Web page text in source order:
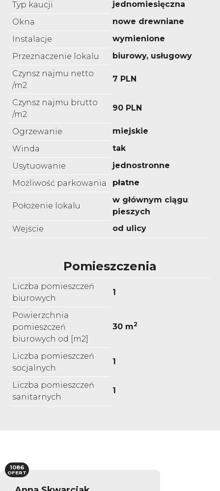
Typ kaucji
jednomiesięczna
Okna
nowe drewniane
Instalacje
wymienione
Przeznaczenie lokalu
biurowy, usługowy
Czynsz najmu netto
/m2
7 PLN
Czynsz najmu brutto
/m2
90 PLN
Ogrzewanie
miejskie
Winda
tak
Usytuowanie
jednostronne
Możliwość parkowania
płatne
Położenie lokalu
w głównym ciągu
pieszych
Wejście
od ulicy
Pomieszczenia
Liczba pomieszczeń
biurowych
1
Powierzchnia
pomieszczeń
biurowych od [m2]
30 m2
Liczba pomieszczeń
socjalnych
1
Liczba pomieszczeń
sanitarnych
1
1086
OFERT